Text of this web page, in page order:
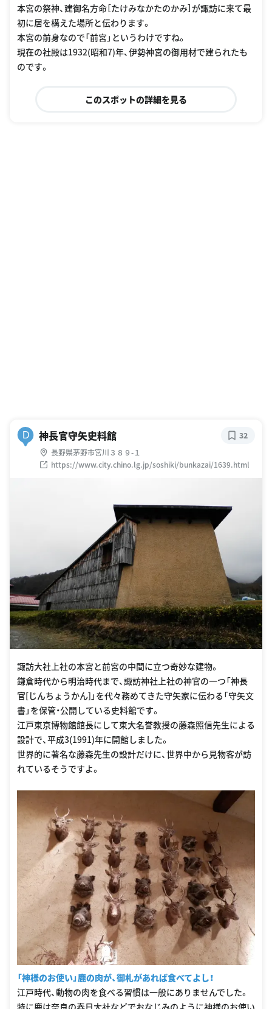
本宮の祭神、建御名方命［たけみなかたのかみ］が諏訪に来て最
初に居を構えた場所と伝わります。
本宮の前身なので「前宮」というわけですね。
現在の社殿は1932(昭和7)年、伊勢神宮の御用材で建られたも
のです。
このスポットの詳細を見る
D 神長官守矢史料館
長野県茅野市宮川３８９-１
https://www.city.chino.lg.jp/soshiki/bunkazai/1639.html
32
諏訪大社上社の本宮と前宮の中間に立つ奇妙な建物。
鎌倉時代から明治時代まで、諏訪神社上社の神官の一つ「神長
官[じんちょうかん]」を代々務めてきた守矢家に伝わる「守矢文
書」を保管・公開している史料館です。
江戸東京博物館館長にして東大名誉教授の藤森照信先生による
設計で、平成3(1991)年に開館しました。
世界的に著名な藤森先生の設計だけに、世界中から見物客が訪
れているそうですよ。
「神様のお使い」鹿の肉が、御札があれば食べてよし！
江戸時代、動物の肉を食べる習慣は一般にありませんでした。
特に鹿は奈良の春日大社などでおなじみのように神様のお使い